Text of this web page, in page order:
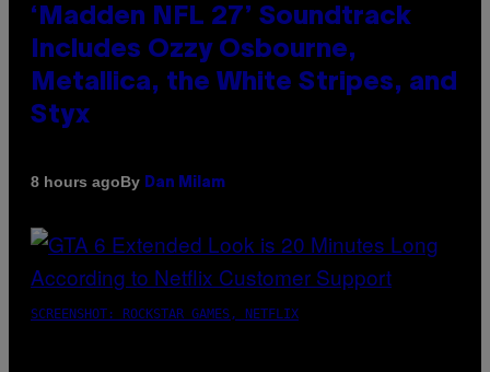
‘Madden NFL 27’ Soundtrack
Includes Ozzy Osbourne,
Metallica, the White Stripes, and
Styx
8 hours agoBy Dan Milam
SCREENSHOT: ROCKSTAR GAMES, NETFLIX